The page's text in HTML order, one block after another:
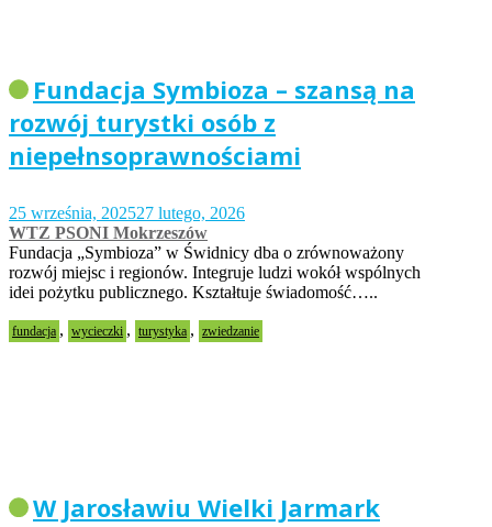
Fundacja Symbioza – szansą na
rozwój turystki osób z
niepełnsoprawnościami
25 września, 202527 lutego, 2026
WTZ PSONI Mokrzeszów
Fundacja „Symbioza” w Świdnicy dba o zrównoważony
rozwój miejsc i regionów. Integruje ludzi wokół wspólnych
idei pożytku publicznego. Kształtuje świadomość…..
fundacja , wycieczki , turystyka , zwiedzanie
W Jarosławiu Wielki Jarmark